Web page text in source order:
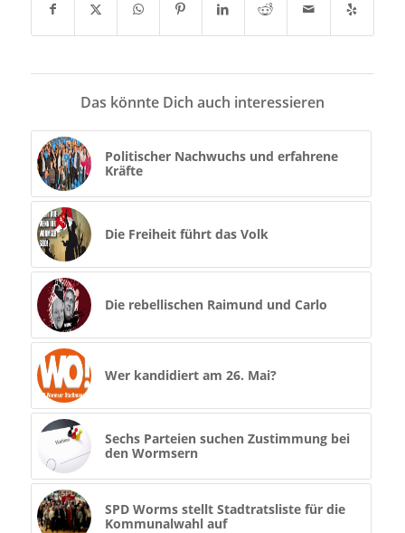
Das könnte Dich auch interessieren
Politischer Nachwuchs und erfahrene
Kräfte
Die Freiheit führt das Volk
Die rebellischen Raimund und Carlo
Wer kandidiert am 26. Mai?
Sechs Parteien suchen Zustimmung bei
den Wormsern
SPD Worms stellt Stadtratsliste für die
Kommunalwahl auf